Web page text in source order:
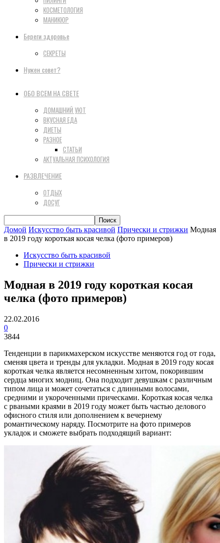
КОСМЕТОЛОГИЯ
МАНИКЮР
Береги здоровье
СЕКРЕТЫ
Нужен совет?
ОБО ВСЕМ НА СВЕТЕ
ДОМАШНИЙ УЮТ
ВКУСНАЯ ЕДА
ДИЕТЫ
РАЗНОЕ
СТАТЬИ
АКТУАЛЬНАЯ ПСИХОЛОГИЯ
РАЗВЛЕЧЕНИЕ
ОТДЫХ
ДОСУГ
Домой Искусство быть красивой Прически и стрижки Модная
в 2019 году короткая косая челка (фото примеров)
Искусство быть красивой
Прически и стрижки
Модная в 2019 году короткая косая
челка (фото примеров)
22.02.2016
0
3844
Тенденции в парикмахерском искусстве меняются год от года,
сменяя цвета и тренды для укладки. Модная в 2019 году косая
короткая челка является несомненным хитом, покорившим
сердца многих модниц. Она подходит девушкам с различным
типом лица и может сочетаться с длинными волосами,
средними и укороченными прическами. Короткая косая челка
с рваными краями в 2019 году может быть частью делового
офисного стиля или дополнением к вечернему
романтическому наряду. Посмотрите на фото примеров
укладок и сможете выбрать подходящий вариант: